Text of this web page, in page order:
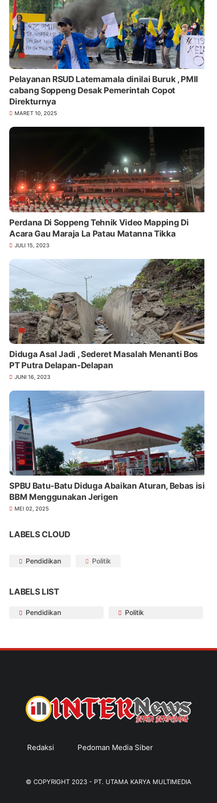
Pelayanan RSUD Latemamala dinilai Buruk , PMII
cabang Soppeng Desak Pemerintah Copot
Direkturnya
MARET 10, 2025
Perdana Di Soppeng Tehnik Video Mapping Di
Acara Gau Maraja La Patau Matanna Tikka
JULI 15, 2023
Diduga Asal Jadi , Sederet Masalah Menanti Bos
PT Putra Delapan-Delapan
JUNI 16, 2023
SPBU Batu-Batu Diduga Abaikan Aturan, Bebas isi
BBM Menggunakan Jerigen
MEI 02, 2025
LABELS CLOUD
Pendidikan Politik
LABELS LIST
Pendidikan Politik
Redaksi Pedoman Media Siber
© COPYRIGHT 2023 - PT. UTAMA KARYA MULTIMEDIA